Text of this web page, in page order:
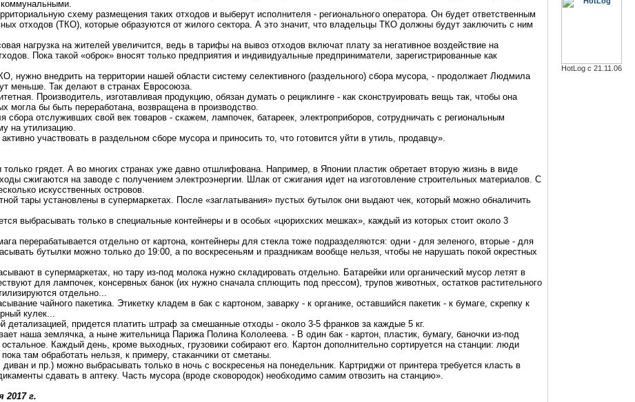
схему размещения таких отходов и выберут исполнителя - регионального оператора. Он будет ответственным
отходов (ТКО), которые образуются от жилого сектора. А это значит, что владельцы ТКО должны будут заключить с ним
нагрузка на жителей увеличится, ведь в тарифы на вывоз отходов включат плату за негативное воздействие на
Пока такой «оброк» вносят только предприятия и индивидуальные предприниматели, зарегистрированные как
нужно внедрить на территории нашей области систему селективного (раздельного) сбора мусора, - продолжает Людмила
меньше. Так делают в странах Евросоюза.
Производитель, изготавливая продукцию, обязан думать о рециклинге - как сконструировать вещь так, чтобы она
могла бы быть переработана, возвращена в производство.
сбора отслуживших свой век товаров - скажем, лампочек, батареек, электроприборов, сотрудничать с региональным
на утилизацию.
участвовать в раздельном сборе мусора и приносить то, что готовится уйти в утиль, продавцу».
грядет. А во многих странах уже давно отшлифована. Например, в Японии пластик обретает вторую жизнь в виде
сжигаются на заводе с получением электроэнергии. Шлак от сжигания идет на изготовление строительных материалов. С
искусственных островов.
тары установлены в супермаркетах. После «заглатывания» пустых бутылок они выдают чек, который можно обналичить
выбрасывать только в специальные контейнеры и в особых «цюрихских мешках», каждый из которых стоит около 3
перерабатывается отдельно от картона, контейнеры для стекла тоже подразделяются: одни - для зеленого, вторые - для
бутылки можно только до 19:00, а по воскресеньям и праздникам вообще нельзя, чтобы не нарушать покой окрестных
в супермаркетах, но тару из-под молока нужно складировать отдельно. Батарейки или органический мусор летят в
для лампочек, консервных банок (их нужно сначала сплющить под прессом), трупов животных, остатков растительного
отдельно...
чайного пакетика. Этикетку кладем в бак с картоном, заварку - к органике, оставшийся пакетик - к бумаге, скрепку к
кулек...
детализацией, придется платить штраф за смешанные отходы - около 3-5 франков за каждые 5 кг.
наша землячка, а ныне жительница Парижа Полина Кололеева. - В один бак - картон, пластик, бумагу, баночки из-под
Каждый день, кроме выходных, грузовики собирают его. Картон дополнительно сортируется на станции: люди
пока там обработать нельзя, к примеру, стаканчики от сметаны.
и пр.) можно выбрасывать только в ночь с воскресенья на понедельник. Картриджи от принтера требуется класть в
сдавать в аптеку. Часть мусора (вроде сковородок) необходимо самим отвозить на станцию».
2017 г.
HotLog с 21.11.06